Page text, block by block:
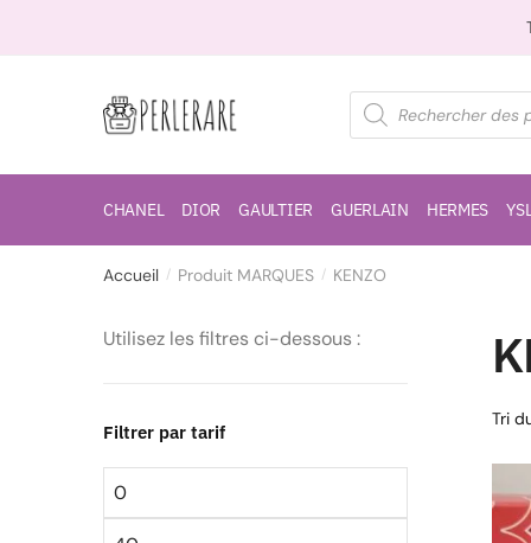
CHANEL DIOR GAULTIER GUERLAIN HERMES
Accueil / Produit MARQUES / KENZO
Utilisez les filtres ci-dessous :
Filtrer par tarif